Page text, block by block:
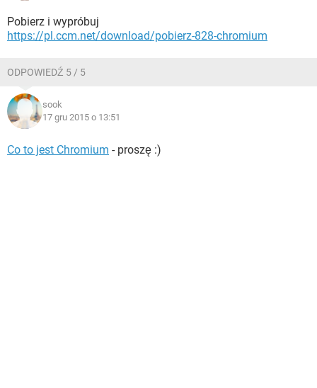
Pobierz i wypróbuj
https://pl.ccm.net/download/pobierz-828-chromium
ODPOWIEDŹ 5 / 5
sook
17 gru 2015 o 13:51
Co to jest Chromium - proszę :)